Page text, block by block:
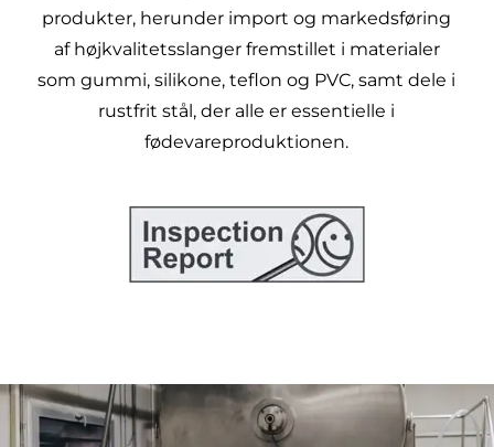
produkter, herunder import og markedsføring
af højkvalitetsslanger fremstillet i materialer
som gummi, silikone, teflon og PVC, samt dele i
rustfrit stål, der alle er essentielle i
fødevareproduktionen.